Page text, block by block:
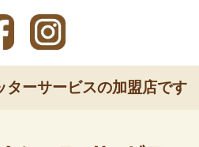
ターサービスの加盟店です